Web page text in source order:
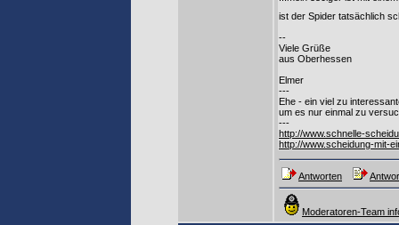
ist der Spider tatsächlich
--
Viele Grüße
aus Oberhessen
Elmer
---
Ehe - ein viel zu
um es nur einmal zu
---
http://www.schnelle-
http://www.scheidung-mit-
Antworten
Moderatoren-Team